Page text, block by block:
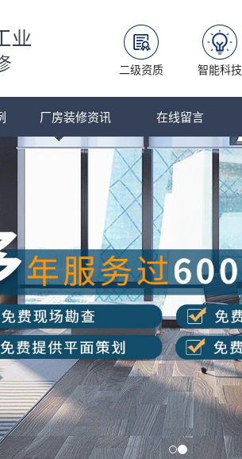
二级资质 智能科技
厂房装修资讯 在线留言